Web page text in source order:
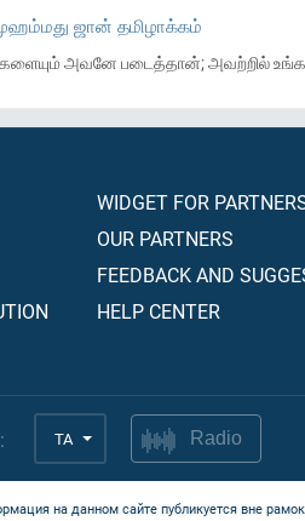
ஜான் தமிழாக்கம்
அவனே படைத்தான்; அவற்றில்
WIDGET FOR
OUR PARTNERS
FEEDBACK AND
HELP CENTER
TA Radio
на данном сайте публикуется вне